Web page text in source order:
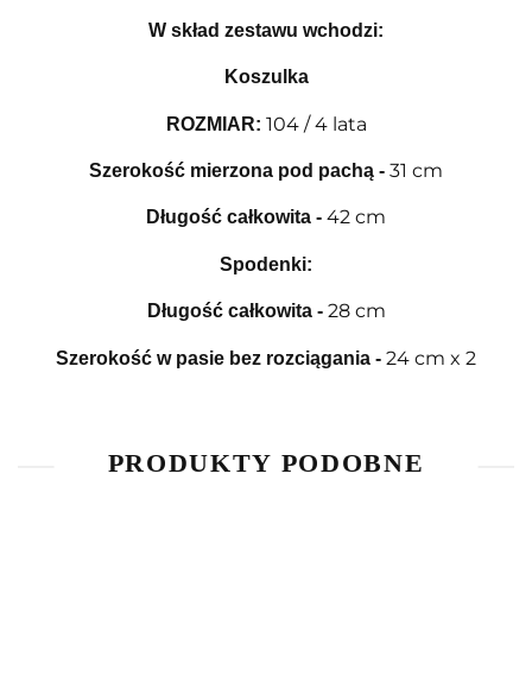
W skład zestawu wchodzi:
Koszulka
ROZMIAR: 104 / 4 lata
Szerokość mierzona pod pachą - 31 cm
Długość całkowita - 42 cm
Spodenki:
Długość całkowita - 28 cm
Szerokość w pasie bez rozciągania - 24 cm x 2
PRODUKTY PODOBNE